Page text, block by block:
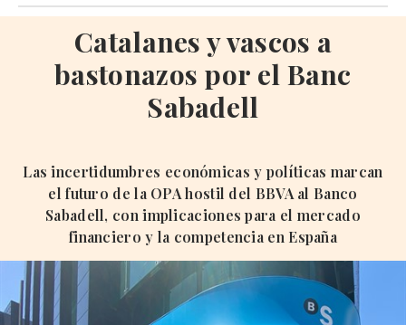
Catalanes y vascos a
bastonazos por el Banc
Sabadell
Las incertidumbres económicas y políticas marcan
el futuro de la OPA hostil del BBVA al Banco
Sabadell, con implicaciones para el mercado
financiero y la competencia en España